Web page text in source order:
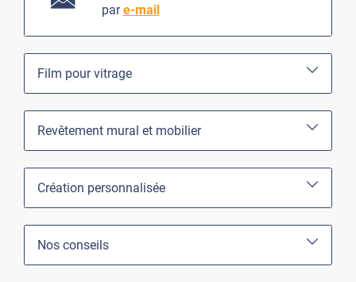
pare-mail
Film pour vitrage
Revêtement mural et mobilier
Création personnalisée
Nos conseils